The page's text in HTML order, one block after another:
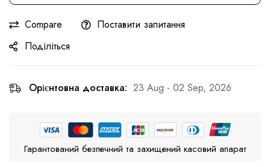
Compare
Поставити запитання
Поділіться
Орієнтовна доставка: 23 Aug - 02 Sep, 2026
Гарантований безпечний та захищений касовий апарат